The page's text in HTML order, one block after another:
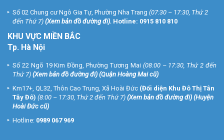
Số 02 Chung cư Ngô Gia Tự, Phường Nha Trang (07:30 – 17:30, Thứ 2
đến Thứ 7) (Xem bản đồ đường đi). Hotline: 0915 810 810
KHU VỰC MIỀN BẮC
Tp. Hà Nội
Số 22 Ngõ 19 Kim Đồng, Phường Tương Mai (08:00 – 17:30, Thứ 2 đến
Thứ 7) (Xem bản đồ đường đi) (Quận Hoàng Mai cũ)
Km17+, QL32, Thôn Cao Trung, Xã Hoài Đức (Đối diện Khu Đô Thị Tân
Tây Đô) (8:00 – 17:30, Thứ 2 đến Thứ 7) (Xem bản đồ đường đi) (Huyện
Hoài Đức cũ)
Hotline: 0989 067 969